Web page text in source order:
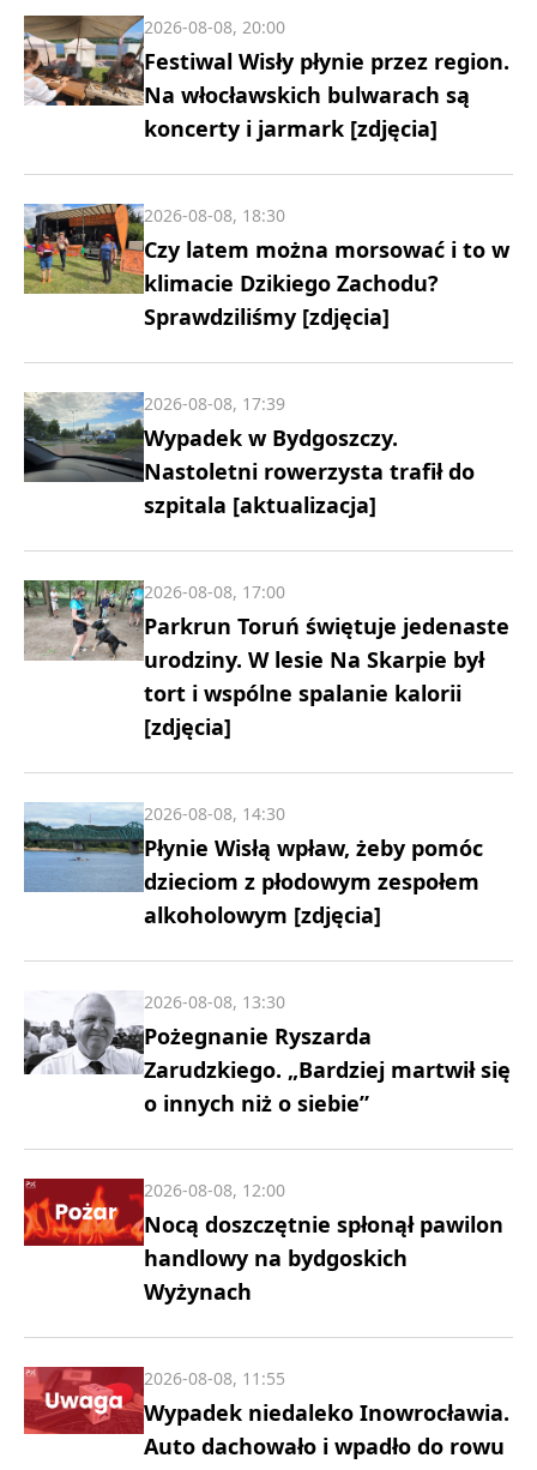
Festiwal Wisły płynie przez region.
Na włocławskich bulwarach są
koncerty i jarmark [zdjęcia]
2026-08-08, 20:00
Czy latem można morsować i to w
klimacie Dzikiego Zachodu?
Sprawdziliśmy [zdjęcia]
2026-08-08, 18:30
Wypadek w Bydgoszczy.
Nastoletni rowerzysta trafił do
szpitala [aktualizacja]
2026-08-08, 17:39
Parkrun Toruń świętuje jedenaste
urodziny. W lesie Na Skarpie był
tort i wspólne spalanie kalorii
[zdjęcia]
2026-08-08, 17:00
Płynie Wisłą wpław, żeby pomóc
dzieciom z płodowym zespołem
alkoholowym [zdjęcia]
2026-08-08, 14:30
Pożegnanie Ryszarda
Zarudzkiego. „Bardziej martwił się
o innych niż o siebie”
2026-08-08, 13:30
Nocą doszczętnie spłonął pawilon
handlowy na bydgoskich
Wyżynach
2026-08-08, 12:00
Wypadek niedaleko Inowrocławia.
Auto dachowało i wpadło do rowu
2026-08-08, 11:55